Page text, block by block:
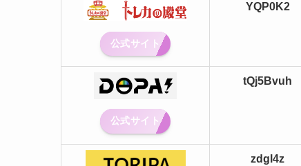
公式サイト
YQP0K2
公式サイト
tQj5Bvuh
zdgl4z